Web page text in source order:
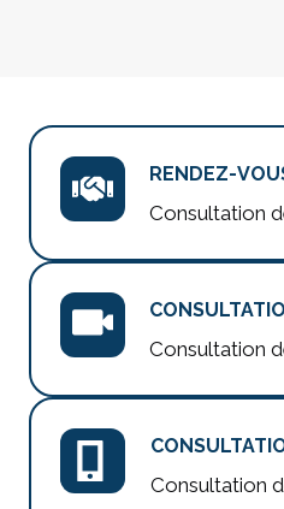
RENDEZ-
Consultation
Consultation
Consultation